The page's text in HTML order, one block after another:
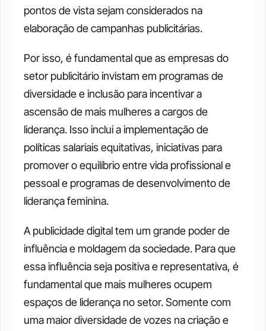
pontos de vista sejam considerados na
elaboração de campanhas publicitárias.
Por isso, é fundamental que as empresas do
setor publicitário invistam em programas de
diversidade e inclusão para incentivar a
ascensão de mais mulheres a cargos de
liderança. Isso inclui a implementação de
políticas salariais equitativas, iniciativas para
promover o equilíbrio entre vida profissional e
pessoal e programas de desenvolvimento de
liderança feminina.
A publicidade digital tem um grande poder de
influência e moldagem da sociedade. Para que
essa influência seja positiva e representativa, é
fundamental que mais mulheres ocupem
espaços de liderança no setor. Somente com
uma maior diversidade de vozes na criação e